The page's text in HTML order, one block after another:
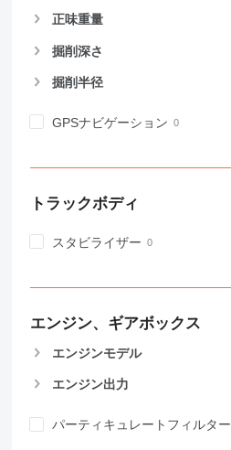
正味重量
掘削深さ
掘削半径
GPSナビゲーション
トラックボディ
スタビライザー
エンジン、ギアボックス
エンジンモデル
エンジン出力
パーティキュレートフィルター